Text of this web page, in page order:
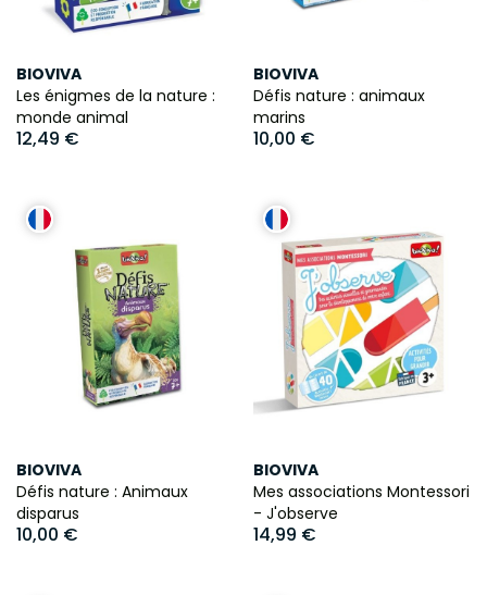
BIOVIVA
Les énigmes de la nature :
monde animal
12,49 €
BIOVIVA
Défis nature : animaux
marins
10,00 €
BIOVIVA
Défis nature : Animaux
disparus
10,00 €
BIOVIVA
Mes associations Montessori
- J'observe
14,99 €